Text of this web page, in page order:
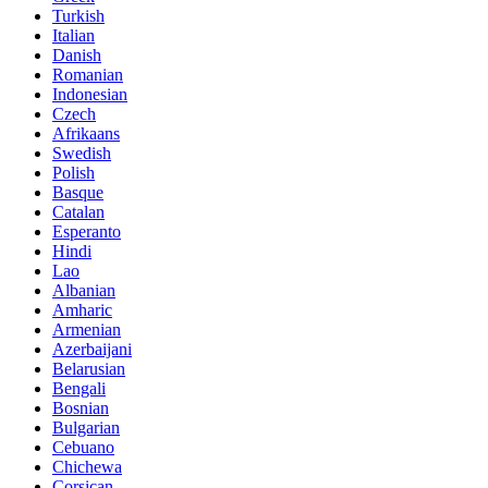
Turkish
Italian
Danish
Romanian
Indonesian
Czech
Afrikaans
Swedish
Polish
Basque
Catalan
Esperanto
Hindi
Lao
Albanian
Amharic
Armenian
Azerbaijani
Belarusian
Bengali
Bosnian
Bulgarian
Cebuano
Chichewa